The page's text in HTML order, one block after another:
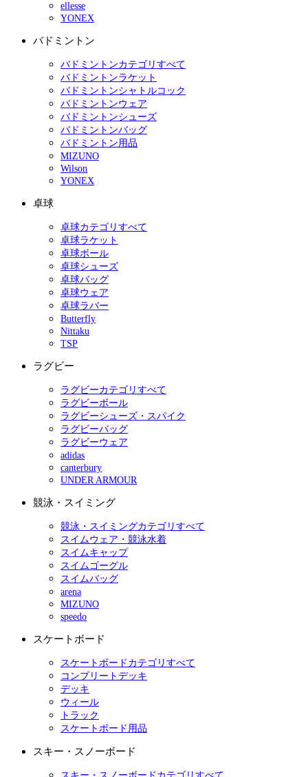
ellesse
YONEX
バドミントン
バドミントンカテゴリすべて
バドミントンラケット
バドミントンシャトルコック
バドミントンウェア
バドミントンシューズ
バドミントンバッグ
バドミントン用品
MIZUNO
Wilson
YONEX
卓球
卓球カテゴリすべて
卓球ラケット
卓球ボール
卓球シューズ
卓球バッグ
卓球ウェア
卓球ラバー
Butterfly
Nittaku
TSP
ラグビー
ラグビーカテゴリすべて
ラグビーボール
ラグビーシューズ・スパイク
ラグビーバッグ
ラグビーウェア
adidas
canterbury
UNDER ARMOUR
競泳・スイミング
競泳・スイミングカテゴリすべて
スイムウェア・競泳水着
スイムキャップ
スイムゴーグル
スイムバッグ
arena
MIZUNO
speedo
スケートボード
スケートボードカテゴリすべて
コンプリートデッキ
デッキ
ウィール
トラック
スケートボード用品
スキー・スノーボード